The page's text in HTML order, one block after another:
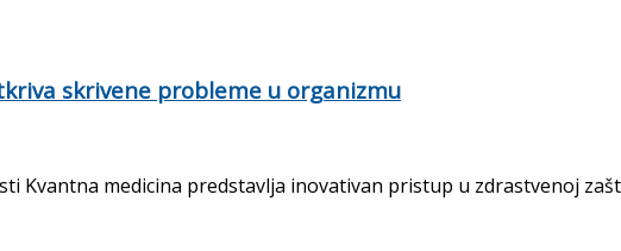
skrivene probleme u organizmu
Kvantna medicina predstavlja inovativan pristup u zdrastvenoj